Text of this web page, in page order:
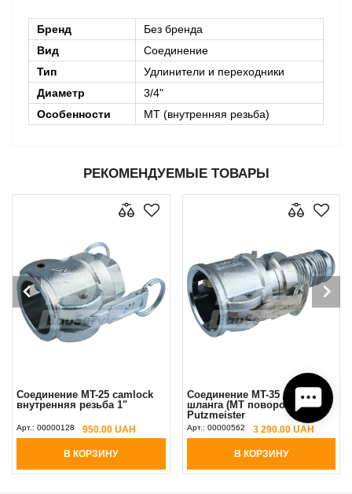
Бренд
Без бренда
Вид
Соединение
Тип
Удлинители и переходники
Диаметр
3/4"
Особенности
MT (внутренняя резьба)
РЕКОМЕНДУЕМЫЕ ТОВАРЫ
Соединение MT-25 camlock
внутренняя резьба 1"
Арт.: 00000128 950.00 UAH
В КОРЗИНУ
Соединение MT-35 для
шланга (MT поворотная)
Putzmeister
Арт.: 00000562 3 290.00 UAH
В КОРЗИНУ